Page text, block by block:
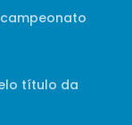
título da